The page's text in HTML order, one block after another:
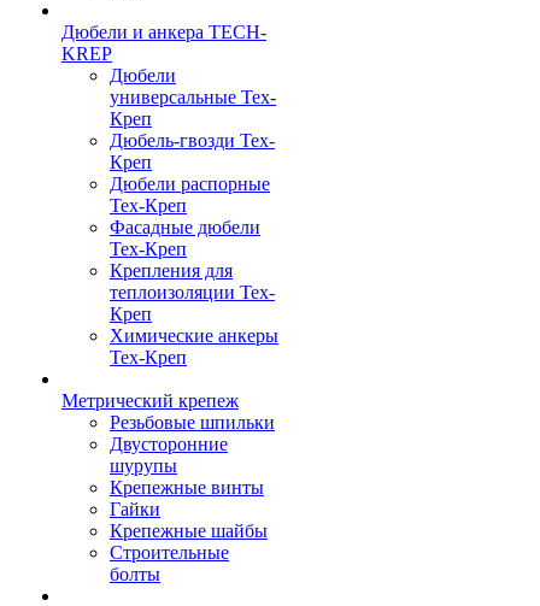
Дюбели и анкера TECH-
KREP
Дюбели
универсальные Тех-
Креп
Дюбель-гвозди Тех-
Креп
Дюбели распорные
Тех-Креп
Фасадные дюбели
Тех-Креп
Крепления для
теплоизоляции Тех-
Креп
Химические анкеры
Тех-Креп
Метрический крепеж
Резьбовые шпильки
Двусторонние
шурупы
Крепежные винты
Гайки
Крепежные шайбы
Строительные
болты